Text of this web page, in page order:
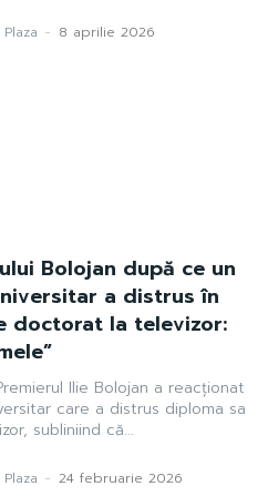
- 8 aprilie 2026
Bolojan după ce un
a distrus în
doctorat la televizor:
Ilie Bolojan a reacționat
care a distrus diploma sa
subliniind că...
- 24 februarie 2026